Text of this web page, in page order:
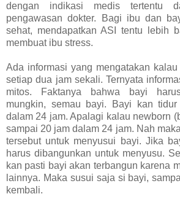
dengan indikasi medis tertentu
pengawasan dokter. Bagi ibu dan
sehat, mendapatkan ASI tentu lebih
membuat ibu stress.
Ada informasi yang mengatakan
setiap dua jam sekali. Ternyata
mitos. Faktanya bahwa bayi
mungkin, semau bayi. Bayi kan
dalam 24 jam. Apalagi kalau newborn
sampai 20 jam dalam 24 jam. Nah
tersebut untuk menyusui bayi. Jika
harus dibangunkan untuk menyusu.
kan pasti bayi akan terbangun karena
lainnya. Maka susui saja si bayi,
kembali.